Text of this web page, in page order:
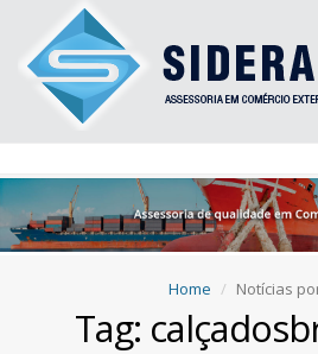
Home Notícias
Tag: